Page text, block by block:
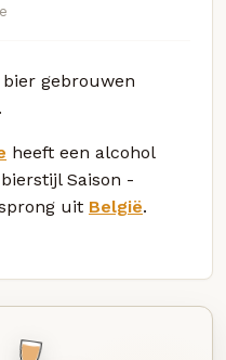
gebrouwen
heeft een alcohol
Saison -
uit België.